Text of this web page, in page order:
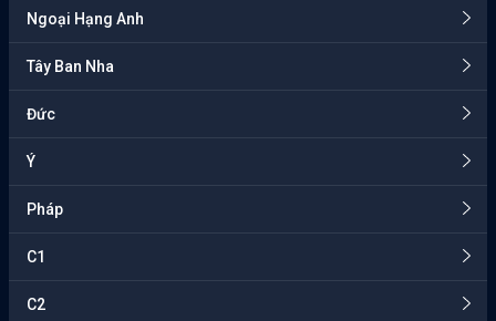
Ngoại Hạng Anh
Tây Ban Nha
Đức
Ý
Pháp
C1
C2